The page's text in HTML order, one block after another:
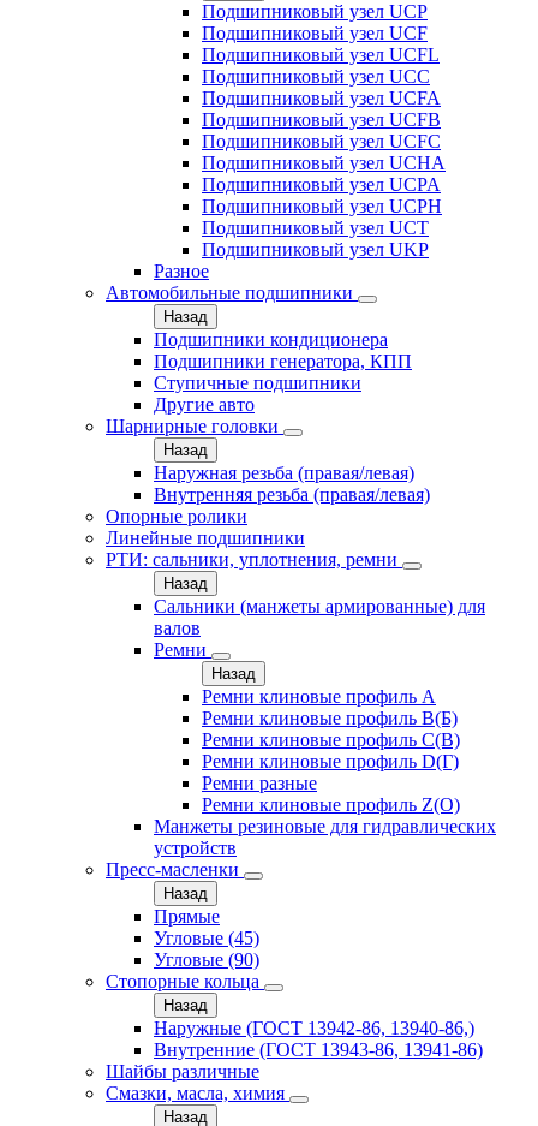
Подшипниковый узел UCP
Подшипниковый узел UCF
Подшипниковый узел UCFL
Подшипниковый узел UCC
Подшипниковый узел UCFA
Подшипниковый узел UCFB
Подшипниковый узел UCFC
Подшипниковый узел UCHA
Подшипниковый узел UCPA
Подшипниковый узел UCPH
Подшипниковый узел UCT
Подшипниковый узел UKP
Разное
Автомобильные подшипники
Назад
Подшипники кондиционера
Подшипники генератора, КПП
Ступичные подшипники
Другие авто
Шарнирные головки
Назад
Наружная резьба (правая/левая)
Внутренняя резьба (правая/левая)
Опорные ролики
Линейные подшипники
РТИ: сальники, уплотнения, ремни
Назад
Сальники (манжеты армированные) для
валов
Ремни
Назад
Ремни клиновые профиль A
Ремни клиновые профиль B(Б)
Ремни клиновые профиль C(В)
Ремни клиновые профиль D(Г)
Ремни разные
Ремни клиновые профиль Z(О)
Манжеты резиновые для гидравлических
устройств
Пресс-масленки
Назад
Прямые
Угловые (45)
Угловые (90)
Стопорные кольца
Назад
Наружные (ГОСТ 13942-86, 13940-86,)
Внутренние (ГОСТ 13943-86, 13941-86)
Шайбы различные
Смазки, масла, химия
Назад